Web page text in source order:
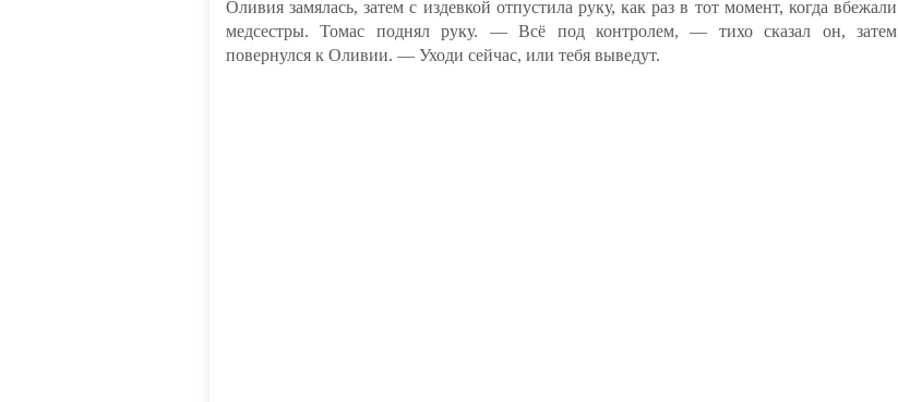
Оливия замялась, затем с издевкой отпустила руку, как раз в тот момент, когда вбежали
медсестры. Томас поднял руку. — Всё под контролем, — тихо сказал он, затем
повернулся к Оливии. — Уходи сейчас, или тебя выведут.